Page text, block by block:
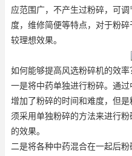
应范围广，不产生过粉碎，可调
度，维修简便等特点，对于粉
较理想效果。
如何能够提高风选粉碎机的效率
一是将中药单独进行粉碎。通
增加了粉碎的时间和难度，但
须采用单独粉碎的方法来进行
的效果。
二是将各种中药混合在一起后